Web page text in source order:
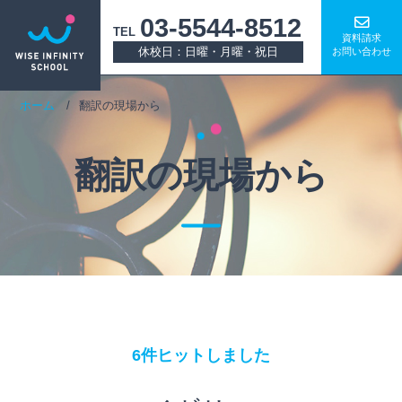
TEL 03-5544-8512
休校日：日曜・月曜・祝日
資料請求
お問い合わせ
ホーム 翻訳の現場から
翻訳の現場から
6件ヒットしました